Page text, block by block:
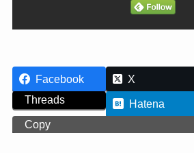
Facebook X
Threads
Hatena
Copy